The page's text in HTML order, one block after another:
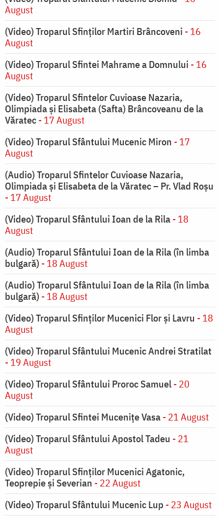
August
(Video) Troparul Sfinților Martiri Brâncoveni - 16
August
(Video) Troparul Sfintei Mahrame a Domnului - 16
August
(Video) Troparul Sfintelor Cuvioase Nazaria,
Olimpiada și Elisabeta (Safta) Brâncoveanu de la
Văratec- 17 August
(Video) Troparul Sfântului Mucenic Miron - 17
August
(Audio) Troparul Sfintelor Cuvioase Nazaria,
Olimpiada și Elisabeta de la Văratec – Pr. Vlad Roșu
- 17 August
(Video) Troparul Sfântului Ioan de la Rila- 18
August
(Audio) Troparul Sfântului Ioan de la Rila (în limba
bulgară) - 18 August
(Audio) Troparul Sfântului Ioan de la Rila (în limba
bulgară) - 18 August
(Video) Troparul Sfinților Mucenici Flor și Lavru - 18
August
(Video) Troparul Sfântului Mucenic Andrei Stratilat
- 19 August
(Video) Troparul Sfântului Proroc Samuel- 20
August
(Video) Troparul Sfintei Mucenițe Vasa- 21 August
(Video) Troparul Sfântului Apostol Tadeu - 21
August
(Video) Troparul Sfinților Mucenici Agatonic,
Teoprepie și Severian - 22 August
(Video) Troparul Sfântului Mucenic Lup - 23 August